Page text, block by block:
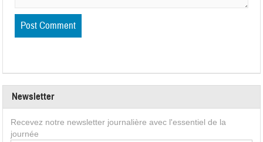
Newsletter
Recevez notre newsletter journalière avec l'essentiel de la
journée